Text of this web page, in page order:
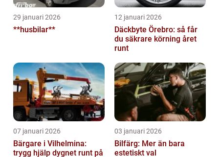
29 januari 2026
**husbilar**
12 januari 2026
Däckbyte Örebro: så får
du säkrare körning året
runt
07 januari 2026
Bärgare i Vilhelmina:
trygg hjälp dygnet runt på
03 januari 2026
Bilfärg: Mer än bara
estetiskt val